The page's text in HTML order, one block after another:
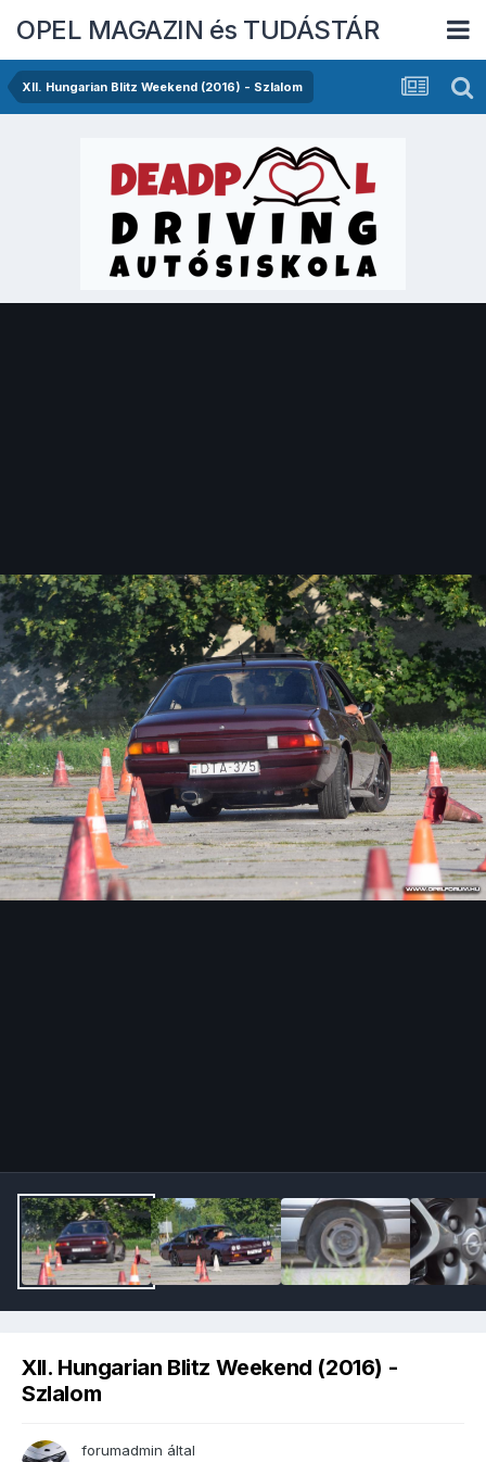
OPEL MAGAZIN és TUDÁSTÁR
XII. Hungarian Blitz Weekend (2016) - Szlalom
XII. Hungarian Blitz Weekend (2016) -
Szlalom
forumadmin által